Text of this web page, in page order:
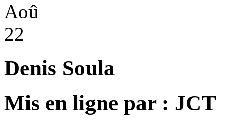
Aoû
22
Denis Soula
Mis en ligne par : JCT